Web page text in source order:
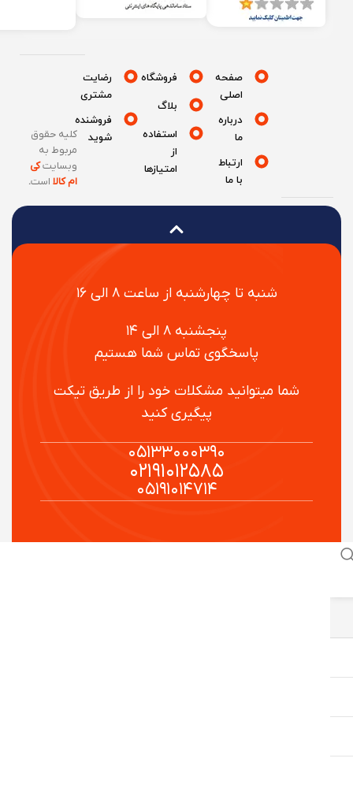
شنبه تا چهارشنبه از ساعت ۸ الی ۱۶
پنجشنبه ۸ الی ۱۴
پاسخگوی تماس شما هستیم
شما میتوانید مشکلات خود را از طریق تیکت
پیگیری کنید
۰۵۱۳۳۰۰۰۳۹۰
۰۲۱۹۱۰۱۲۵۸۵
۰۵۱۹۱۰۱۴۷۱۴
صفحه
درباره
ارتباط
فروشگاه
بلاگ
استفاده
امتیازها
رضایت
مشتری
فروشنده
شوید
کلیه حقوق
مربوط به
وبسایتکی
ام کالااست.